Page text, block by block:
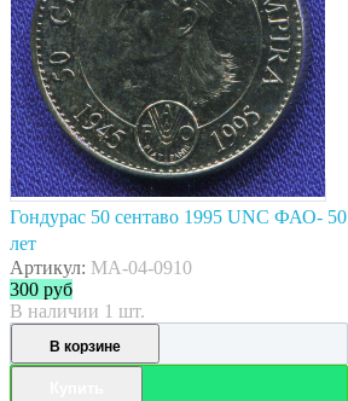
Гондурас 50 сентаво 1995 UNC ФАО- 50
лет
Артикул: MA-04-0910
300 руб
В наличии 1 шт.
В корзине